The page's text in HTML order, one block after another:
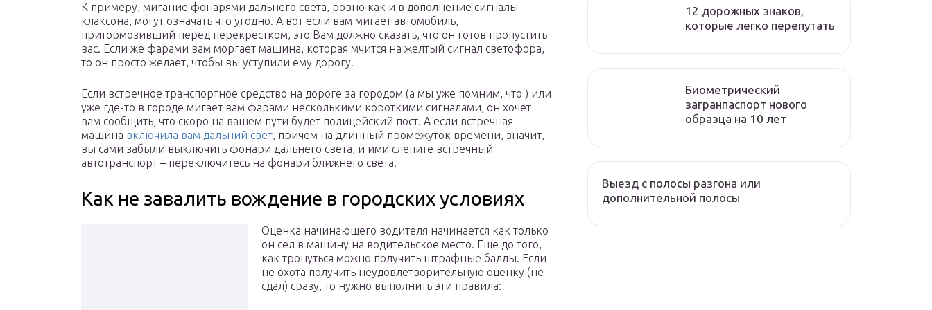
К примеру, мигание фонарями дальнего света, ровно как и в дополнение сигналы
клаксона, могут означать что угодно. А вот если вам мигает автомобиль,
притормозивший перед перекрестком, это Вам должно сказать, что он готов пропустить
вас. Если же фарами вам моргает машина, которая мчится на желтый сигнал светофора,
то он просто желает, чтобы вы уступили ему дорогу.
Если встречное транспортное средство на дороге за городом (а мы уже помним, что ) или
уже где-то в городе мигает вам фарами несколькими короткими сигналами, он хочет
вам сообщить, что скоро на вашем пути будет полицейский пост. А если встречная
машина включила вам дальний свет, причем на длинный промежуток времени, значит,
вы сами забыли выключить фонари дальнего света, и ими слепите встречный
автотранспорт – переключитесь на фонари ближнего света.
Как не завалить вождение в городских условиях
Оценка начинающего водителя начинается как только
он сел в машину на водительское место. Еще до того,
как тронуться можно получить штрафные баллы. Если
не охота получить неудовлетворительную оценку (не
сдал) сразу, то нужно выполнить эти правила:
12 дорожных знаков,
которые легко перепутать
Биометрический
загранпаспорт нового
образца на 10 лет
Выезд с полосы разгона или
дополнительной полосы